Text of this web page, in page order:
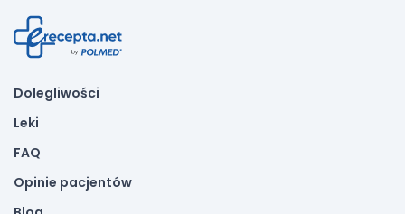
Dolegliwości
Leki
FAQ
Opinie pacjentów